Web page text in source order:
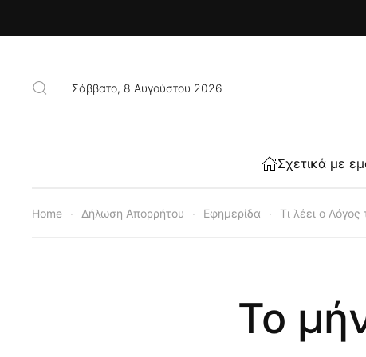
Σάββατο, 8 Αυγούστου 2026
Σχετικά με
Home Δήλωση Απορρήτου Εφημερίδα Τι λέει ο
Το